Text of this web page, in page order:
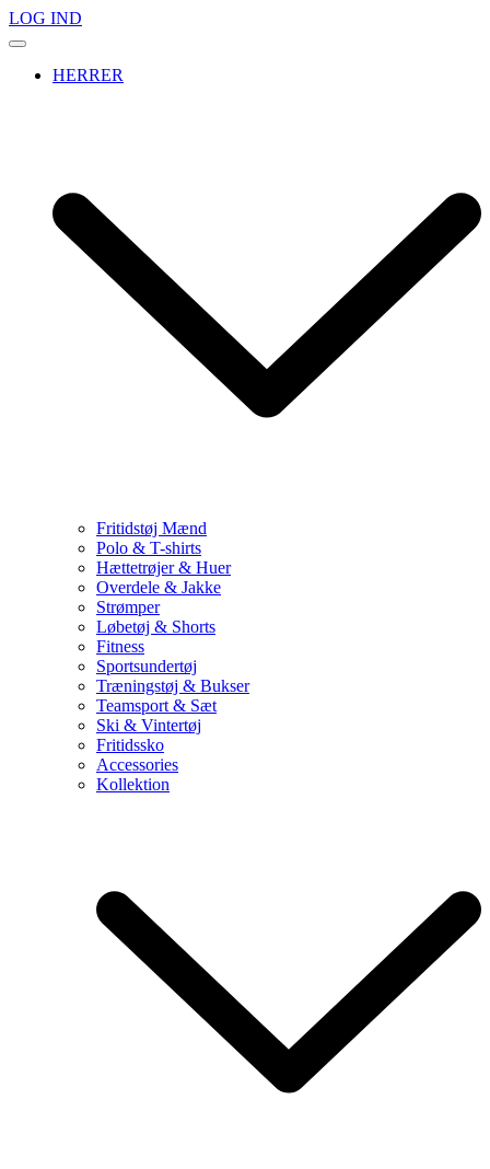
LOG IND
HERRER
Fritidstøj Mænd
Polo & T-shirts
Hættetrøjer & Huer
Overdele & Jakke
Strømper
Løbetøj & Shorts
Fitness
Sportsundertøj
Træningstøj & Bukser
Teamsport & Sæt
Ski & Vintertøj
Fritidssko
Accessories
Kollektion